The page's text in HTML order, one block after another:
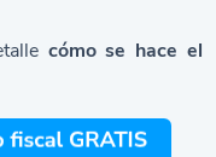
cómo se hace el